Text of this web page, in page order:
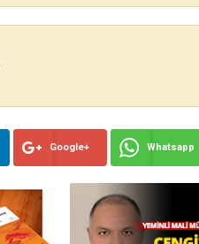
Google+ Whatsapp